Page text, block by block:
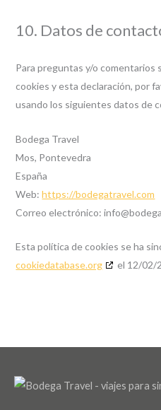
10. Datos de
Para preguntas y/o comentarios
cookies y esta declaración, por
usando los siguientes datos de
Bodega Travel
Mos, Pontevedra
España
Web:https://bodegatravel.com
Correo electrónico:info@
Esta política de cookies se ha
cookiedatabase.org
el 12/02/